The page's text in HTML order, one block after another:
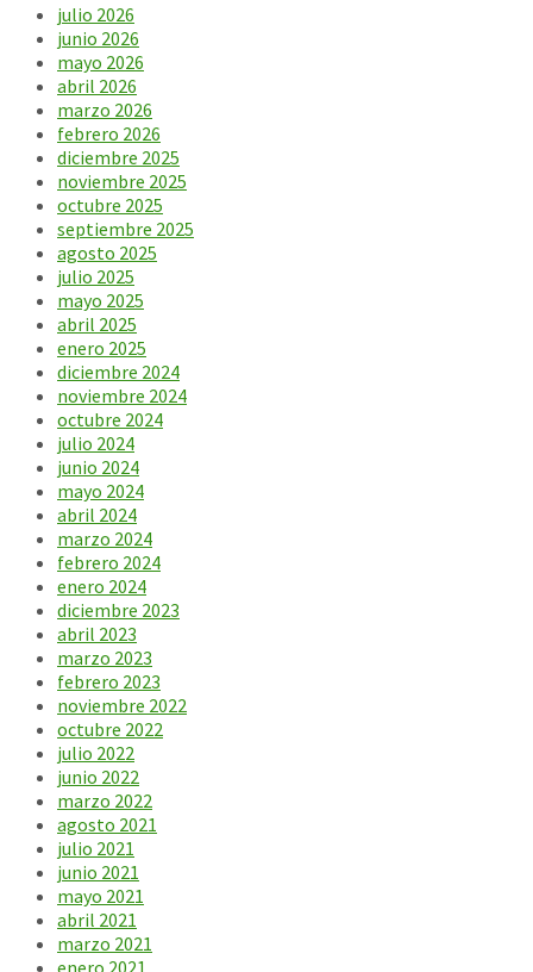
julio 2026
junio 2026
mayo 2026
abril 2026
marzo 2026
febrero 2026
diciembre 2025
noviembre 2025
octubre 2025
septiembre 2025
agosto 2025
julio 2025
mayo 2025
abril 2025
enero 2025
diciembre 2024
noviembre 2024
octubre 2024
julio 2024
junio 2024
mayo 2024
abril 2024
marzo 2024
febrero 2024
enero 2024
diciembre 2023
abril 2023
marzo 2023
febrero 2023
noviembre 2022
octubre 2022
julio 2022
junio 2022
marzo 2022
agosto 2021
julio 2021
junio 2021
mayo 2021
abril 2021
marzo 2021
enero 2021